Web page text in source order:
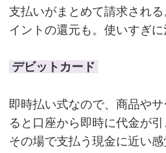
支払いがまとめて請求され
イントの還元も。使いすぎに
デビットカード
即時払い式なので、商品や
ると口座から即時に代金が引
その場で支払う現金に近い感